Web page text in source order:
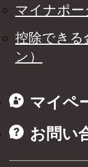
マイナポ
控除できる
ン）
マイペ
お問い